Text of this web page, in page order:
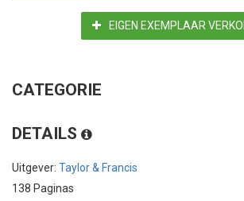
EIGEN EXEMPLAAR
CATEGORIE
DETAILS
Uitgever: Taylor & Francis
138 Paginas